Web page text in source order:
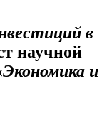
в
научной
Экономика и